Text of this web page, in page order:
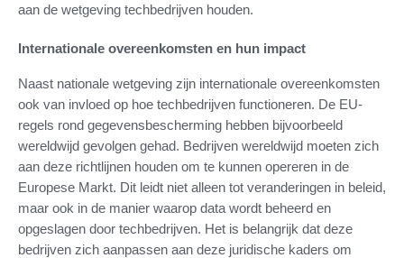
aan de wetgeving techbedrijven houden.
Internationale overeenkomsten en hun impact
Naast nationale wetgeving zijn internationale overeenkomsten
ook van invloed op hoe techbedrijven functioneren. De EU-
regels rond gegevensbescherming hebben bijvoorbeeld
wereldwijd gevolgen gehad. Bedrijven wereldwijd moeten zich
aan deze richtlijnen houden om te kunnen opereren in de
Europese Markt. Dit leidt niet alleen tot veranderingen in beleid,
maar ook in de manier waarop data wordt beheerd en
opgeslagen door techbedrijven. Het is belangrijk dat deze
bedrijven zich aanpassen aan deze juridische kaders om